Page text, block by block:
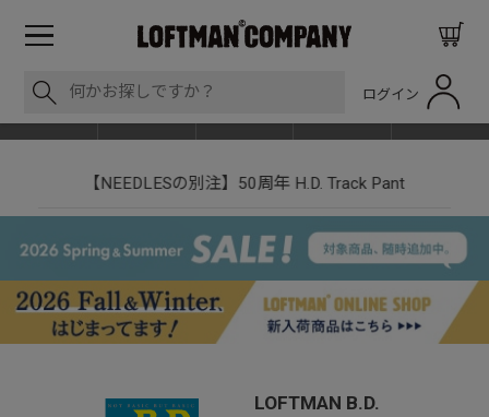
ログイン
【NEEDLESの別注】50周年 H.D. Track Pant
LOFTMAN B.D.